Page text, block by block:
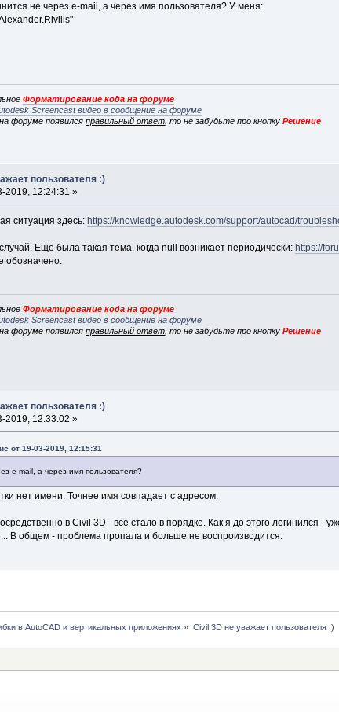
не через e-mail, а через имя пользователя? У меня:
Форматирование кода на форуме
Screencast видео в сообщение на форуме
форуме появилсяправильный ответ , то не забудьте про кнопкуРешение
пользователя :)
2019, 12:24:31 »
ситуация здесь:https://knowledge.autodesk.com/support/autocad/
Еще была такая тема, когда null возникает периодически:https://
обозначено.
Форматирование кода на форуме
Screencast видео в сообщение на форуме
форуме появилсяправильный ответ , то не забудьте про кнопкуРешение
пользователя :)
2019, 12:33:02 »
от 19-03-2019, 12:15:31
e-mail, а через имя пользователя?
нет имени. Точнее имя совпадает с адресом.
в Civil 3D - всё стало в порядке. Как я до этого
В общем - проблема пропала и больше не воспроизводится.
в AutoCAD и вертикальных приложениях » Civil 3D не уважает пользователя :)